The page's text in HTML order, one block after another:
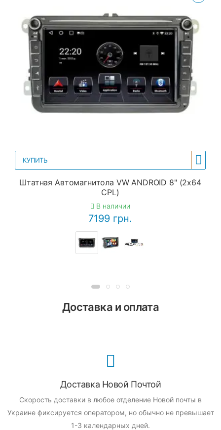
КУПИТЬ
Штатная Автомагнитола VW ANDROID 8" (2x64
CPL)
В наличии
7199 грн.
Доставка и оплата
Доставка Новой Почтой
Скорость доставки в любое отделение Новой почты в
Украине фиксируется оператором, но обычно не превышает
1-3 календарных дней.